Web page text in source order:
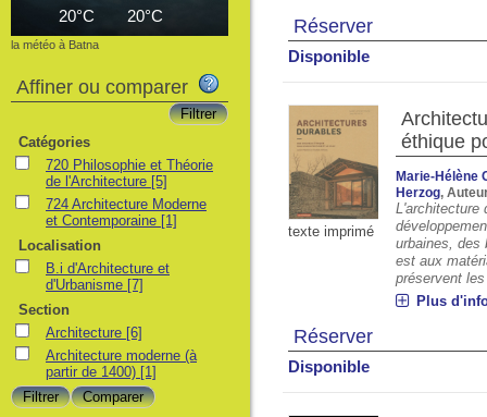
Réserver
Disponible
texte imprimé
éthique
Marie-Hélène
Herzog,
L'architecture
urbaines, des
est aux
préservent
Plus
Réserver
Disponible
20°C 20°C 24°C
la météo à Batna
Affiner ou comparer
Catégories
720 Philosophie et Théorie
de l'Architecture [5]
724 Architecture Moderne
et Contemporaine [1]
Localisation
B.i d'Architecture et
d'Urbanisme [7]
Section
Architecture [6]
Architecture moderne (à
partir de 1400) [1]